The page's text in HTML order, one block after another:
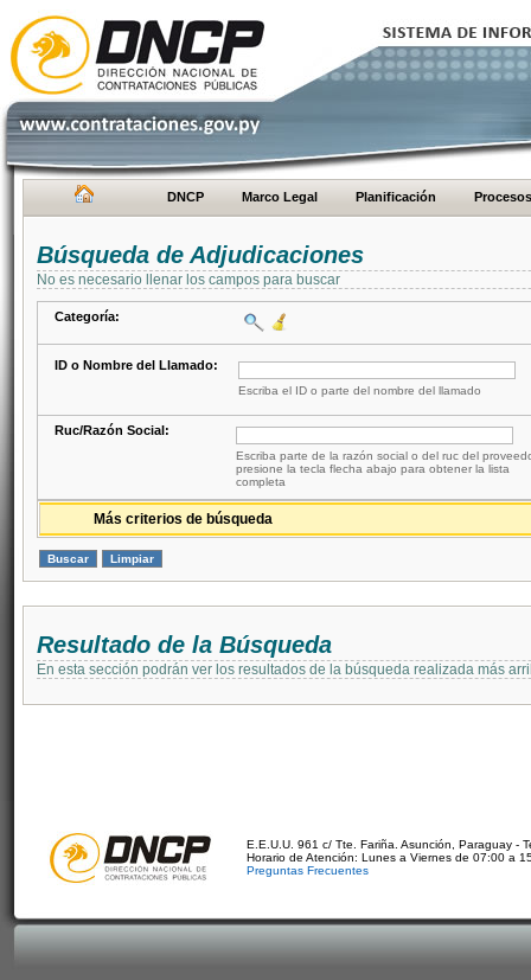
DNCP Marco Legal Planificación Procesos
Búsqueda de Adjudicaciones
No es necesario llenar los campos para buscar
Categoría:
ID o Nombre del Llamado:
Escriba el ID o parte del nombre del llamado
Ruc/Razón Social:
Escriba parte de la razón social o del ruc del
presione la tecla flecha abajo para obtener la lista
completa
Más criterios de búsqueda
Resultado de la Búsqueda
En esta sección podrán ver los resultados de la búsqueda realizada más
E.E.U.U. 961 c/ Tte. Fariña. Asunción, Paraguay -
Horario de Atención: Lunes a Viernes de 07:00 a
Preguntas Frecuentes